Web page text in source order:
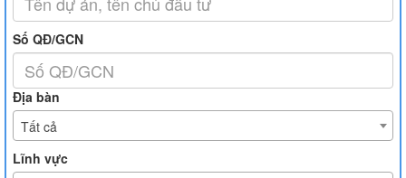
Số QĐ/GCN
Địa bàn
Tất cả
Lĩnh vực